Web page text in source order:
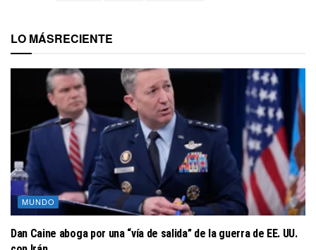
LO MÁSRECIENTE
MUNDO
Dan Caine aboga por una “vía de salida” de la guerra de EE. UU.